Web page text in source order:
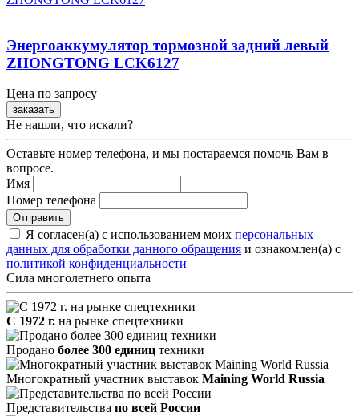
Энергоаккумулятор тормозной задний левый
ZHONGTONG LCK6127
Цена по запросу
заказать
Не нашли, что искали?
Оставьте номер телефона, и мы постараемся помочь Вам в
вопросе.
Имя
Номер телефона
Я согласен(а) с использованием моих персональных
данных для обработки данного обращения и ознакомлен(а) с
политикой конфиденциальности
Сила многолетнего опыта
С 1972 г. на рынке спецтехники
Продано более 300 единиц техники
Многократный участник выставок Maining World Russia
Представительства по всей России